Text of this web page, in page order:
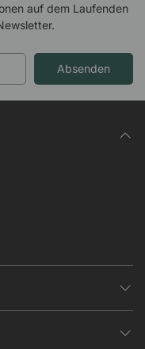
auf dem Laufenden
Absenden